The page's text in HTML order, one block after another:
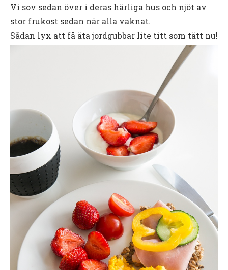
Vi sov sedan över i deras härliga hus och njöt av
stor frukost sedan när alla vaknat.
Sådan lyx att få äta jordgubbar lite titt som tätt nu!